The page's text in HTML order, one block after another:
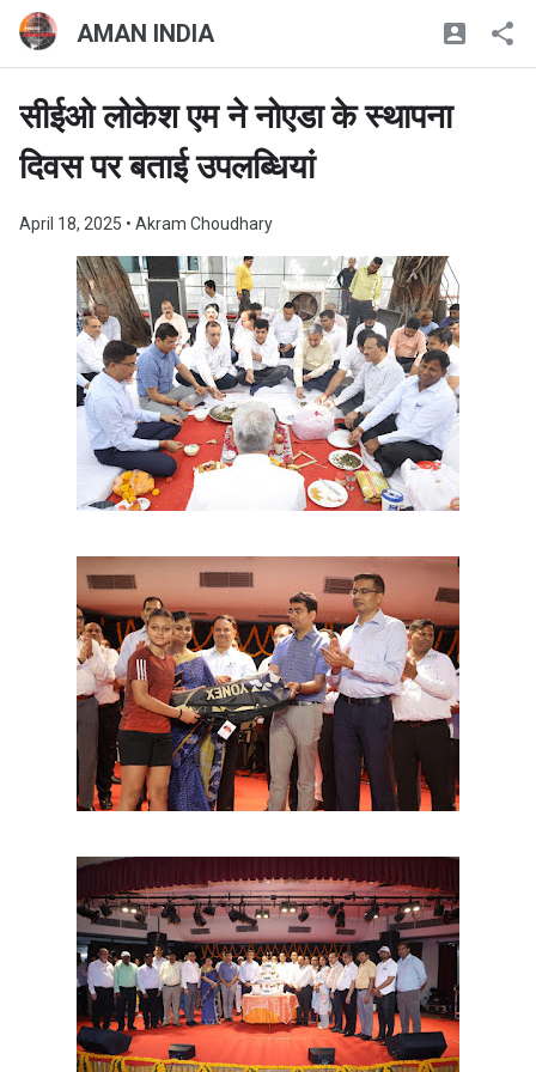
AMAN INDIA
सीईओ लोकेश एम ने नोएडा के स्थापना
दिवस पर बताई उपलब्धियां
April 18, 2025 • Akram Choudhary